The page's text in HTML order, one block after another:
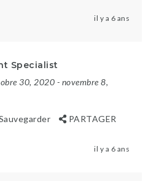
il y a 6 ans
Specialist
30, 2020 - novembre 8,
PARTAGER
il y a 6 ans